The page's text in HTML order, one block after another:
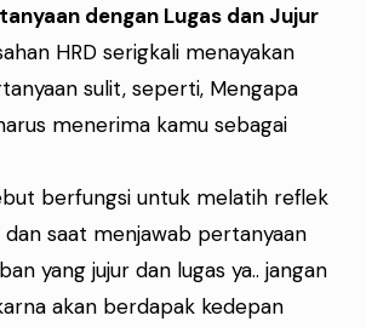
dengan Lugas dan Jujur
HRD serigkali menayakan
sulit, seperti, Mengapa
menerima kamu sebagai
berfungsi untuk melatih reflek
dan saat menjawab pertanyaan
yang jujur dan lugas ya.. jangan
akan berdapak kedepan